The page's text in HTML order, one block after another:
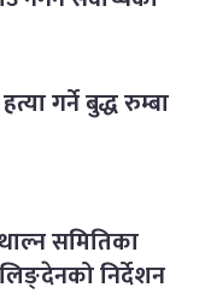
गर्ने बुद्ध रुम्बा
समितिका
निर्देशन